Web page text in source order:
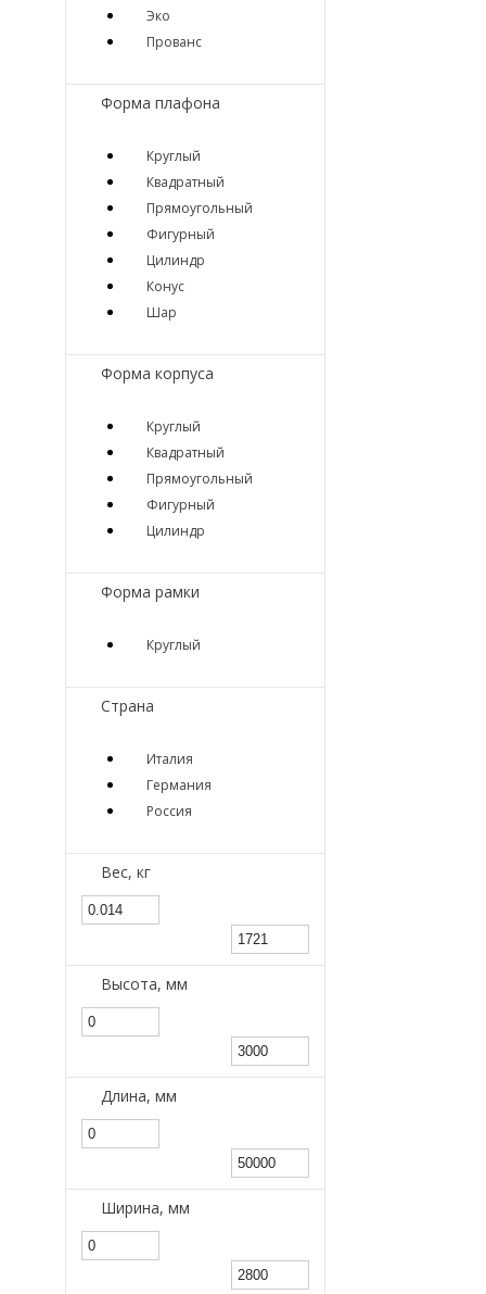
Эко
Прованс
Форма плафона
Круглый
Квадратный
Прямоугольный
Фигурный
Цилиндр
Конус
Шар
Форма корпуса
Круглый
Квадратный
Прямоугольный
Фигурный
Цилиндр
Форма рамки
Круглый
Страна
Италия
Германия
Россия
Вес, кг
Высота, мм
Длина, мм
Ширина, мм